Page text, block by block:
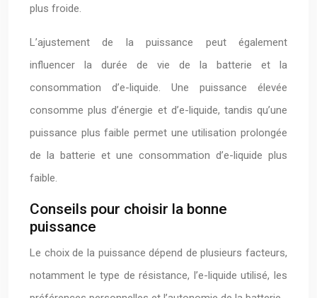
plus froide.
L’ajustement de la puissance peut également
influencer la durée de vie de la batterie et la
consommation d’e-liquide. Une puissance élevée
consomme plus d’énergie et d’e-liquide, tandis qu’une
puissance plus faible permet une utilisation prolongée
de la batterie et une consommation d’e-liquide plus
faible.
Conseils pour choisir la bonne
puissance
Le choix de la puissance dépend de plusieurs facteurs,
notamment le type de résistance, l’e-liquide utilisé, les